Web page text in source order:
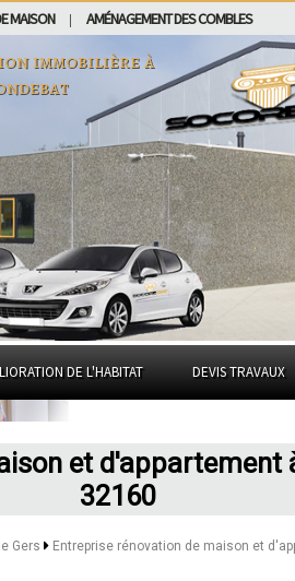
MAISON AMÉNAGEMENT DES COMBLES
immobilière à
DE L'HABITAT DEVIS TRAVAUX
et d'appartement
32160
Gers Entreprise rénovation de maison et